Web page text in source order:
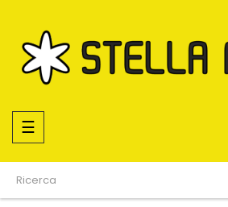
navigazione
Toggle
☰